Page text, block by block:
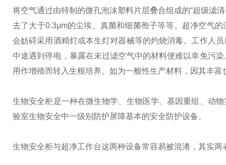
将空气通过由特制的微孔泡沫塑料片层叠合组成的“超级滤
去了大于0.3μm的尘埃、真菌和细菌孢子等等。超净空气
会妨碍采用酒精灯或本生灯对器械等的灼烧消毒。工作人
中途遇到停电，暴露在未过滤空气中的材料便难以幸免污
用作增殖而转入生根培养。如为一般性生产材料，因其丰
生物安全柜是一种在微生物学、生物医学、基因重组、动
验室生物安全中一级别防护屏障基本的安全防护设备。
生物安全柜与超净工作台这两种设备常容易被混淆，其实两